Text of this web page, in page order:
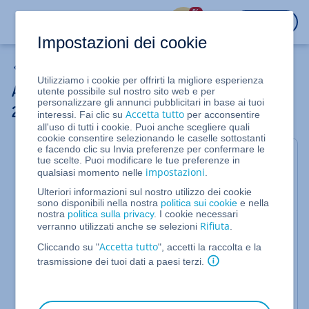
%
Attivare la crittografia SSL su Outlook
2016/2019
Per l'invio e la ricezione di e-mail in forma
crittografata su Microsoft Outlook 2016 e Microsoft
Apri Microsoft Outlook.
Dalla barra del menu clicca suFile. Ora
seleziona Impostazioni account
sotto la voce
di menuInformazioni account
Impostazioni dei cookie
Utilizziamo i cookie per offrirti la migliore esperienza
utente possibile sul nostro sito web e per
personalizzare gli annunci pubblicitari in base ai tuoi
interessi. Fai clic suAccetta tutto per acconsentire
all'uso di tutti i cookie. Puoi anche scegliere quali
cookie consentire selezionando le caselle sottostanti
e facendo clic su Invia preferenze per confermare le
tue scelte. Puoi modificare le tue preferenze in
qualsiasi momento nelle impostazioni
Ulteriori informazioni sul nostro utilizzo dei cookie
sono disponibili nella nostra politica sui cookie e nella
nostra politica sulla privacy. I cookie necessari
verranno utilizzati anche se selezioni Rifiuta
Cliccando su "Accetta tutto", accetti la raccolta e la
trasmissione dei tuoi dati a paesi terzi.